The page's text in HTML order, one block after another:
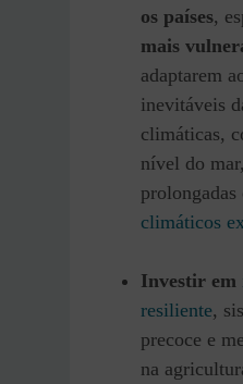
os países,
mais
adaptarem
inevitáveis
climáticas,
nível do
prolongadas
climáticos
Investir em
resiliente,
precoce e
na